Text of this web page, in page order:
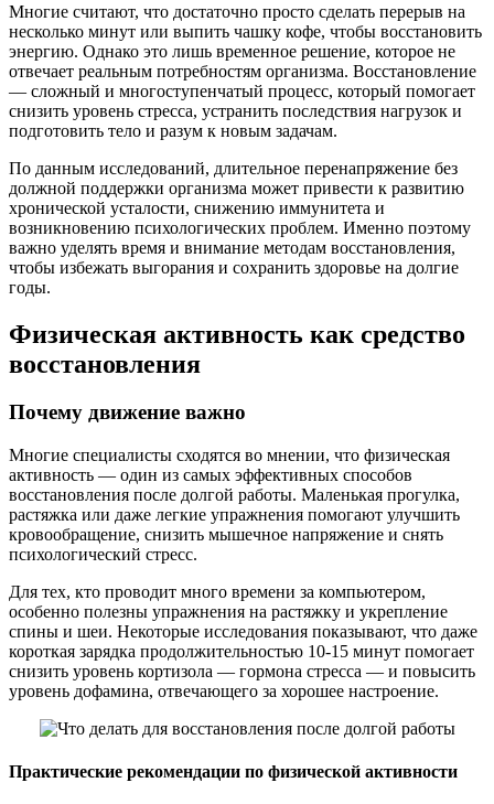
Многие считают, что достаточно просто сделать перерыв на
несколько минут или выпить чашку кофе, чтобы восстановить
энергию. Однако это лишь временное решение, которое не
отвечает реальным потребностям организма. Восстановление
— сложный и многоступенчатый процесс, который помогает
снизить уровень стресса, устранить последствия нагрузок и
подготовить тело и разум к новым задачам.
По данным исследований, длительное перенапряжение без
должной поддержки организма может привести к развитию
хронической усталости, снижению иммунитета и
возникновению психологических проблем. Именно поэтому
важно уделять время и внимание методам восстановления,
чтобы избежать выгорания и сохранить здоровье на долгие
годы.
Физическая активность как средство
восстановления
Почему движение важно
Многие специалисты сходятся во мнении, что физическая
активность — один из самых эффективных способов
восстановления после долгой работы. Маленькая прогулка,
растяжка или даже легкие упражнения помогают улучшить
кровообращение, снизить мышечное напряжение и снять
психологический стресс.
Для тех, кто проводит много времени за компьютером,
особенно полезны упражнения на растяжку и укрепление
спины и шеи. Некоторые исследования показывают, что даже
короткая зарядка продолжительностью 10-15 минут помогает
снизить уровень кортизола — гормона стресса — и повысить
уровень дофамина, отвечающего за хорошее настроение.
Практические рекомендации по физической активности